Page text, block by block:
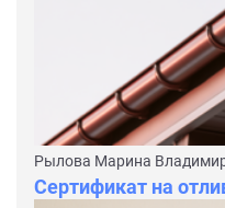
Рылова Марина
Сертификат на